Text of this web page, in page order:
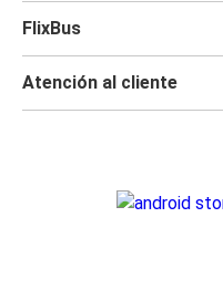
FlixBus
Atención al cliente